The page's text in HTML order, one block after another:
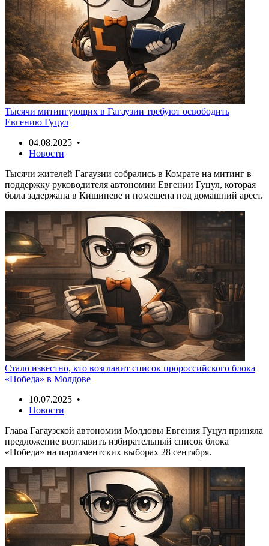
Тысячи митингующих в Гагаузии требуют освободить
Евгению Гуцул
04.08.2025 •
Новости
Тысячи жителей Гагаузии собрались в Комрате на митинг в
поддержку руководителя автономии Евгении Гуцул, которая
была задержана в Кишиневе и помещена под домашний арест.
Стало известно, кто возглавит список пророссийского блока
«Победа» в Молдове
10.07.2025 •
Новости
Глава Гагаузской автономии Молдовы Евгения Гуцул приняла
предложение возглавить избирательный список блока
«Победа» на парламентских выборах 28 сентября.